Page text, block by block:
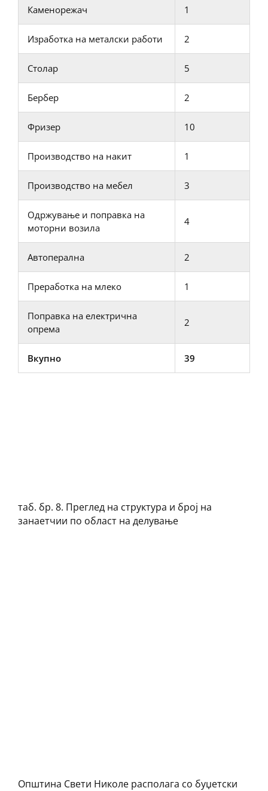
Каменорежач 1
Изработка на металски работи 2
Столар 5
Бербер 2
Фризер 10
Производство на накит 1
Производство на мебел 3
Одржување и поправка на
моторни возила
4
Автоперална 2
Преработка на млеко 1
Поправка на електрична
опрема
2
Вкупно 39
таб. бр. 8. Преглед на структура и број на
занаетчии по област на делување
Општина Свети Николе располага со буџетски